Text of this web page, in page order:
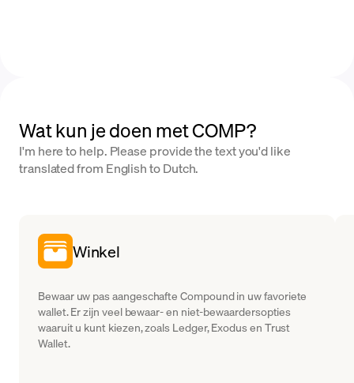
Wat kun je doen met COMP?
I'm here to help. Please provide the text you'd like
translated from English to Dutch.
Winkel
Bewaar uw pas aangeschafte Compound in uw favoriete
wallet. Er zijn veel bewaar- en niet-bewaardersopties
waaruit u kunt kiezen, zoals Ledger, Exodus en Trust
Wallet.